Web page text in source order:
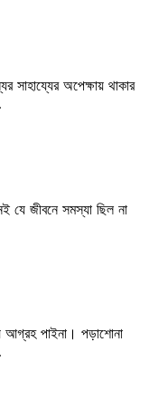
অপেক্ষায় থাকার
জীবনে সমস্যা ছিল না
পাইনা। পড়াশোনা